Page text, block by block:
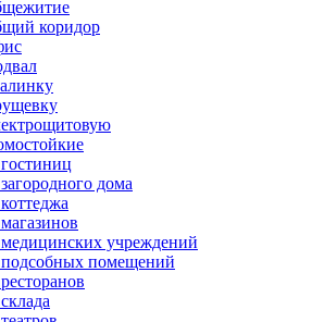
коридор
дома
учреждений
помещений